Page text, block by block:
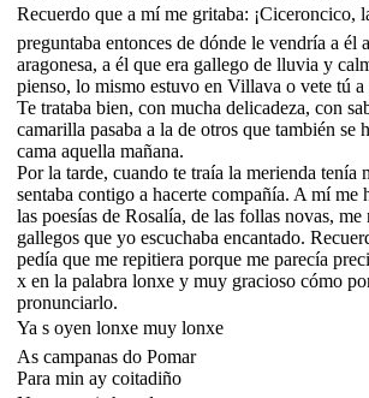
Recuerdo que a mí me gritaba: ¡Ciceroncico,
preguntaba entonces de dónde le vendría a él
aragonesa, a él que era gallego de lluvia y
pienso, lo mismo estuvo en Villava o vete tú a
Te trataba bien, con mucha delicadeza, con
camarilla pasaba a la de otros que también se
cama aquella mañana.
Por la tarde, cuando te traía la merienda tenía
sentaba contigo a hacerte compañía. A mí me
las poesías de Rosalía, de las follas novas, me
gallegos que yo escuchaba encantado.
pedía que me repitiera porque me parecía
x en la palabra lonxe y muy gracioso cómo
pronunciarlo.
Ya s oyen lonxe muy lonxe
As campanas do Pomar
Para min ay coitadiño